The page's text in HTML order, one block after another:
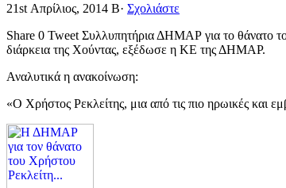
21st Απρίλιος, 2014 Β· Σχολιάστε
Share 0 Tweet Συλλυπητήρια ΔΗΜΑΡ για το θάνατο
διάρκεια της Χούντας, εξέδωσε η ΚΕ της ΔΗΜΑΡ.
Αναλυτικά η ανακοίνωση:
«Ο Χρήστος Ρεκλείτης, μια από τις πιο ηρωικές και